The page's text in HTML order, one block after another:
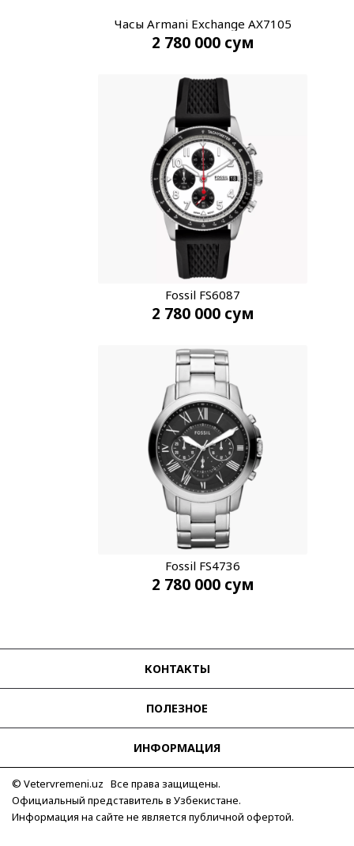
Часы Armani Exchange AX7105
2 780 000 сум
Fossil FS6087
2 780 000 сум
Fossil FS4736
2 780 000 сум
КОНТАКТЫ
ПОЛЕЗНОЕ
ИНФОРМАЦИЯ
© Vetervremeni.uz Все права защищены.
Официальный представитель в Узбекистане.
Информация на сайте не является публичной офертой.